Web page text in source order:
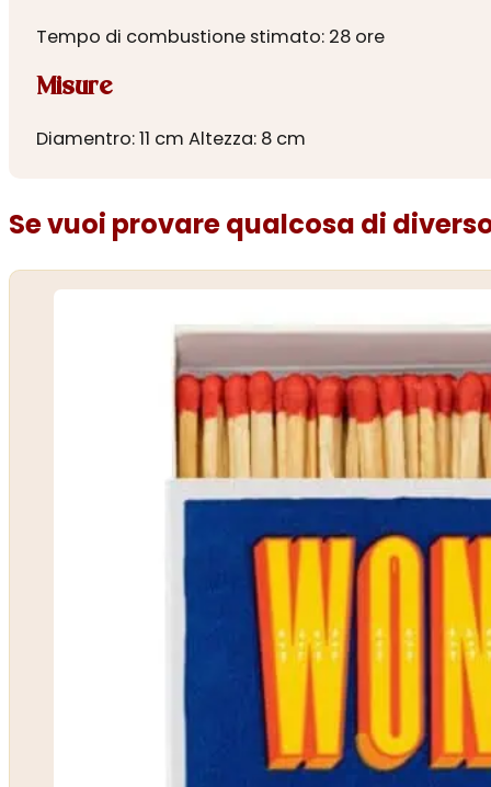
Tempo di combustione stimato: 28 ore
Misure
Diamentro: 11 cm Altezza: 8 cm
Se vuoi provare qualcosa di